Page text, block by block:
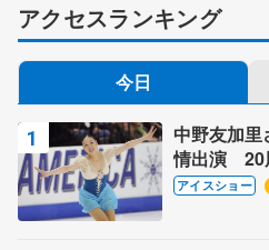
アクセスランキング
今日
中野友加
情出演 20
ス」 宮本
アイスショー